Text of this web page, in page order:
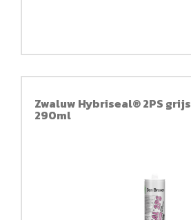
Zwaluw Hybriseal® 2PS grijs
290ml